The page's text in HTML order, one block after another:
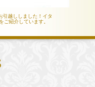
引越ししました！イタ
ご紹介しています。